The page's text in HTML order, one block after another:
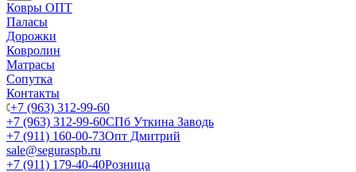
Ковры ОПТ
Паласы
Дорожки
Ковролин
Матрасы
Сопутка
Контакты
+7 (963) 312-99-60
+7 (963) 312-99-60СПб Уткина Заводь
+7 (911) 160-00-73Опт Дмитрий
sale@seguraspb.ru
+7 (911) 179-40-40Розница